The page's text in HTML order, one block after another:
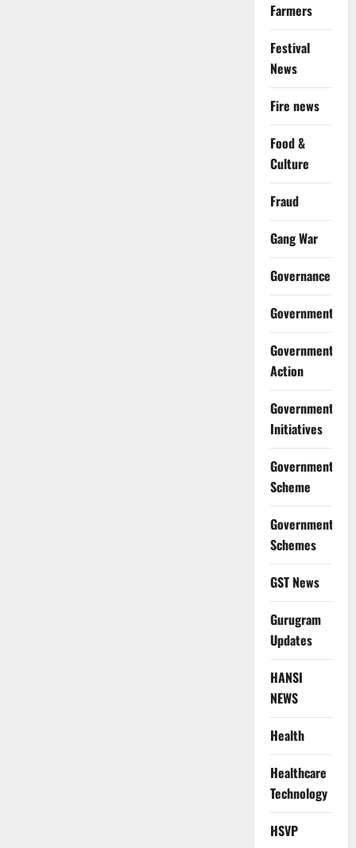
Farmers
Festival
News
Fire news
Food &
Culture
Fraud
Gang War
Governance
Government
Government
Action
Government
Initiatives
Government
Scheme
Government
Schemes
GST News
Gurugram
Updates
HANSI
NEWS
Health
Healthcare
Technology
HSVP